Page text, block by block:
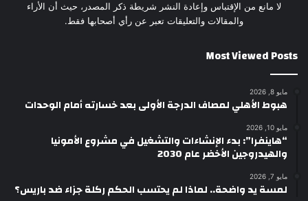
لا مانع من الإقتباس وإعادة النشر شريطة ذكر المصدر، حيث أن الأراء
والمقالات والتعليقات تعبر عن رأي أصحابها فقط.
Most Viewed Posts
مايو 8, 2026
هبوط الأهلي لمصاف الدرجة الأولى بعد خسارته أمام الوحدات
مايو 10, 2026
“هاينفرا”: بدء الإنشاءات والتشغيل في مشروع الأمونيا
والهيدروجين الأخضر عام 2030
مايو 7, 2026
لمسة يد واضحة.. لماذا لم يحتسب الحكم ركلة جزاء ضد باريس؟